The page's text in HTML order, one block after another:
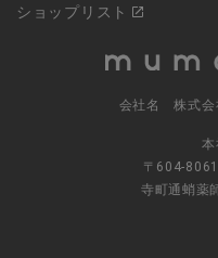
ショップリスト
会社名 株式会
〒604-
寺町通蛸薬